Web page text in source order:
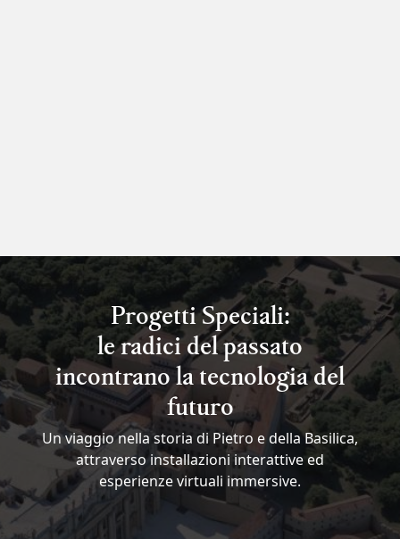
Progetti Speciali:
le radici del passato
incontrano la tecnologia del
futuro
Un viaggio nella storia di Pietro e della Basilica,
attraverso installazioni interattive ed
esperienze virtuali immersive.